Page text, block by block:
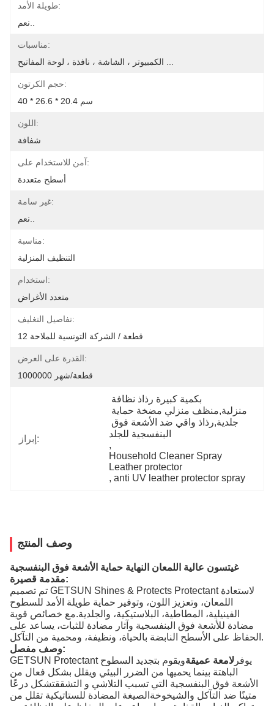
طويلة الأمد:
مناسبات:
حجم الكرتون:
40 * 26.6 * 20.4 سم
اللون:
شفافة
آمن للاستخدام على:
أسطح متعددة
غير سامة:
مناسبة:
التنظيف المنزلية
استخدام:
متعدد الأغراض
تفاصيل التغليف:
12 قطعة / الشركة التونسية للملاحة
القدرة على العرض:
1000000 قطعة/شهر
إبراز:
البنفسجية للجلد
,
Household Cleaner Spray
Leather protector
, anti UV leather protector spray
وصف المنتج
غيتسون عالية اللمعان النهاية حماية الأشعة فوق البنفسجية
مقدمة قصيرة:
تم تصميم GETSUN Shines & Protects Protectant لاستعادة
اللمعان، وتعزيز اللون، وتوفير حماية طويلة الأمد للسطوح
الفينيلية، المطاطية، البلاستيكية، والجلدية.مع خصائص قوية
مضادة للأشعة فوق البنفسجية وآثار مضادة للثبات، يساعد على
الحفاظ على الأسطح النابضة بالحياة، ونظيفة، ومحمية من التآكل.
وصف مفصل:
GETSUN Protectant يوفر لامعة عميقةويقوم بتجديد السطوح
الباهتة بينما يحميها من الضرر البيئي ويقلل بشكل فعال من
الأشعة فوق البنفسجية التي تسبب التلاشي و التشققتشكل درعًا
متينًا ضد التآكل والشيخوخةالصيغة المضادة للستاتيكية تقلل من